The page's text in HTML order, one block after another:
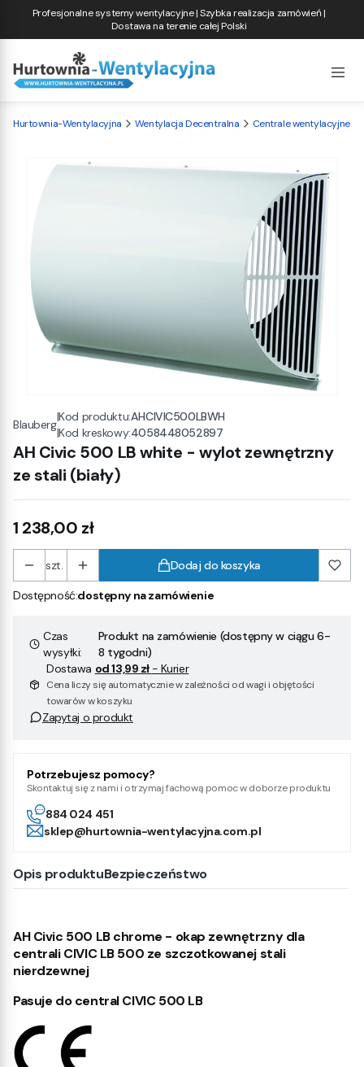
Profesjonalne systemy wentylacyjne | Szybka realizacja zamówień |
Dostawa na terenie całej Polski
Hurtownia-Wentylacyjna Wentylacja Decentralna Centrale wentylacyjne
Blauberg
|Kod produktu:AHCIVIC500LBWH
|Kod kreskowy:4058448052897
AH Civic 500 LB white - wylot zewnętrzny
ze stali (biały)
Cena
1 238,00 zł
szt. Dodaj do koszyka
Dostępność:dostępny na zamówienie
Czas
wysyłki:
Produkt na zamówienie (dostępny w ciągu 6-
8 tygodni)
Dostawa od 13,99 zł - Kurier
Cena liczy się automatycznie w zależności od wagi i objętości
towarów w koszyku
Zapytaj o produkt
Potrzebujesz pomocy?
Skontaktuj się z nami i otrzymaj fachową pomoc w doborze produktu
884 024 451
sklep@hurtownia-wentylacyjna.com.pl
Opis produktuBezpieczeństwo
AH Civic 500 LB chrome - okap zewnętrzny dla
centrali CIVIC LB 500 ze szczotkowanej stali
nierdzewnej
Pasuje do central CIVIC 500 LB